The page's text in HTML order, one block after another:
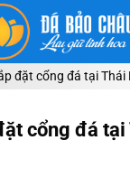
đặt cổng đá tại Thái
cổng đá